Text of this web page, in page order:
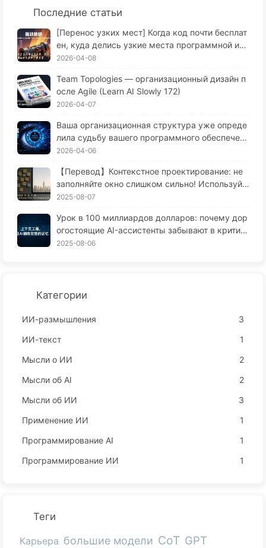
Последние статьи
[Перенос узких мест] Когда код почти бесплат
ен, куда делись узкие места программной ин
женерии? Преобразования программной инж
173
2026-04-08
Team Topologies — организационный дизайн п
осле Agile (Learn AI Slowly 172)
2026-04-07
Ваша организационная структура уже опреде
лила судьбу вашего программного обеспечен
ия — Закон Конвей: недооценённый 56 лет уп
2026-04-06
【Перевод】Контекстное проектирование: не
заполняйте окно слишком сильно! Используйт
е методы записи, фильтрации, сжатия и изоля
AI170
2025-08-07
Урок в 100 миллиардов долларов: почему дор
огостоящие AI-ассистенты забывают в критич
еские моменты, и как их конкуренты добиваю
2025-08-06
Категории
ИИ-размышления
3
ИИ-текст
1
Мысли о ИИ
2
Мысли об AI
2
Мысли об ИИ
3
Применение ИИ
1
Программирование AI
1
Программирование ИИ
1
Теги
Карьера большие модели CoT GPT